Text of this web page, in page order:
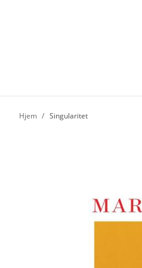
Hjem Singularitet